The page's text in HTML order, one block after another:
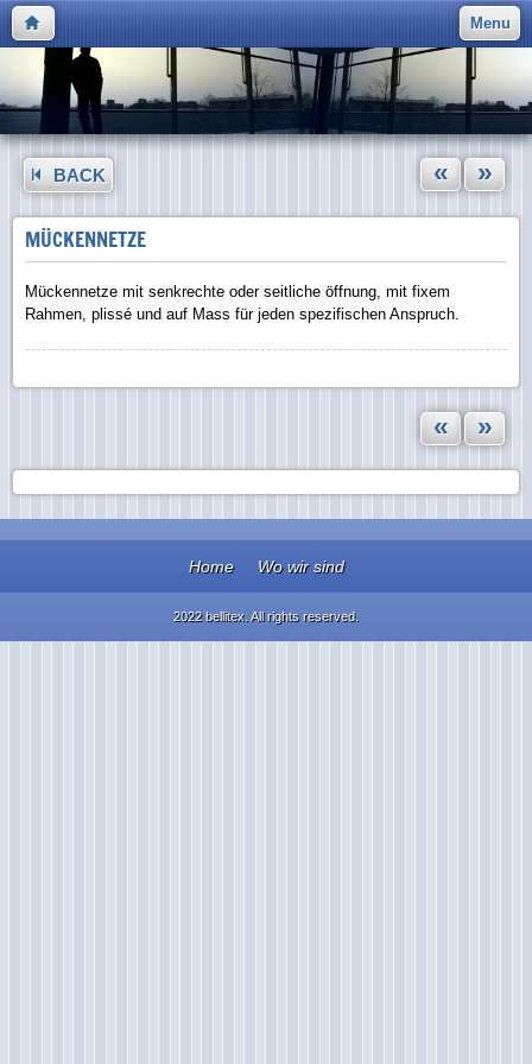
Menu
BACK « »
MÜCKENNETZE
Mückennetze mit senkrechte oder seitliche öffnung, mit fixem
Rahmen, plissé und auf Mass für jeden spezifischen Anspruch.
« »
Home Wo wir sind
2022 bellitex. All rights reserved.